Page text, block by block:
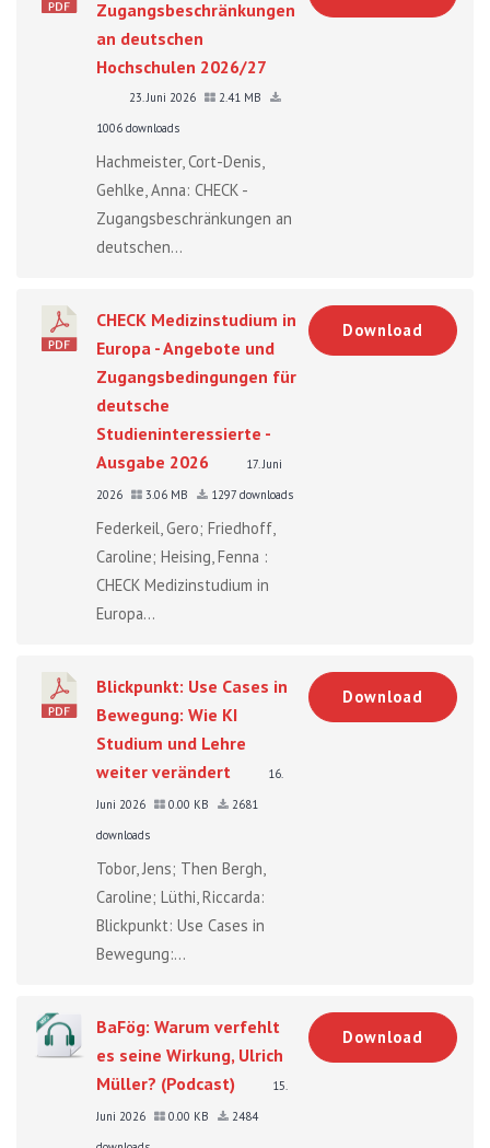
Zugangsbeschränkungen
an deutschen
Hochschulen 2026/27
23. Juni 2026
2.41 MB
1006 downloads
Hachmeister, Cort-Denis,
Gehlke, Anna: CHECK -
Zugangsbeschränkungen an
deutschen...
CHECK Medizinstudium in
Europa - Angebote und
Zugangsbedingungen für
deutsche
Studieninteressierte -
Ausgabe 2026
17. Juni
2026
3.06 MB 1297 downloads
Federkeil, Gero; Friedhoff,
Caroline; Heising, Fenna :
CHECK Medizinstudium in
Europa...
Download
Blickpunkt: Use Cases in
Bewegung: Wie KI
Studium und Lehre
weiter verändert
16.
Juni 2026
0.00 KB
2681
downloads
Tobor, Jens; Then Bergh,
Caroline; Lüthi, Riccarda:
Blickpunkt: Use Cases in
Bewegung:...
Download
BaFög: Warum verfehlt
es seine Wirkung, Ulrich
Müller? (Podcast)
15.
Juni 2026
0.00 KB
2484
Download